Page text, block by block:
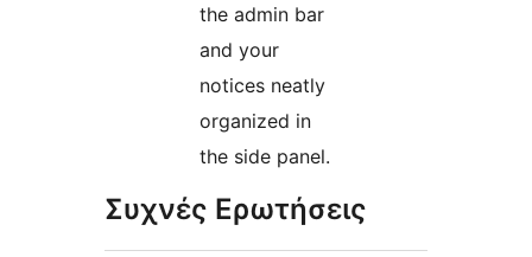
the admin bar
and your
notices neatly
organized in
the side panel.
Συχνές Ερωτήσεις